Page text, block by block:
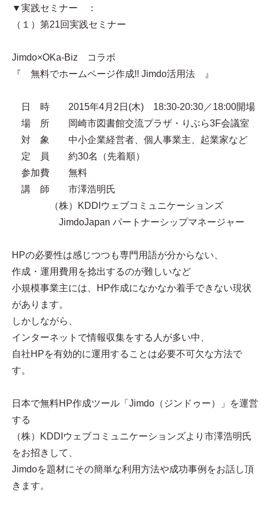
▼実践セミナー ：
（１）第21回実践セミナー
Jimdo×OKa-Biz コラボ
『 無料でホームページ作成!! Jimdo活用法 』
日 時 2015年4月2日(木) 18:30-20:30／18:00開場
場 所 岡崎市図書館交流プラザ・りぶら3F会議室
対 象 中小企業経営者、個人事業主、起業家など
定 員 約30名（先着順）
参加費 無料
講 師 市澤浩明氏
（株）KDDIウェブコミュニケーションズ
JimdoJapan パートナーシップマネージャー
HPの必要性は感じつつも専門用語が分からない、
作成・運用費用を捻出するのが難しいなど
小規模事業主には、HP作成になかなか着手できない現状
があります。
しかしながら、
インターネットで情報収集をする人が多い中、
自社HPを有効的に運用することは必要不可欠な方法で
す。
日本で無料HP作成ツール「Jimdo（ジンドゥー）」を運営
する
（株）KDDIウェブコミュニケーションズより市澤浩明氏
をお招きして、
Jimdoを題材にその簡単な利用方法や成功事例をお話し頂
きます。